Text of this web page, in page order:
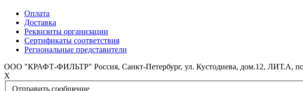
Оплата
Доставка
Реквизиты организации
Сертификаты соответствия
Региональные представители
ООО "КРАФТ-ФИЛЬТР" Россия, Санкт-Петербург, ул. Кустодиева, дом.12, ЛИТ.А,
X
Отправить сообщение